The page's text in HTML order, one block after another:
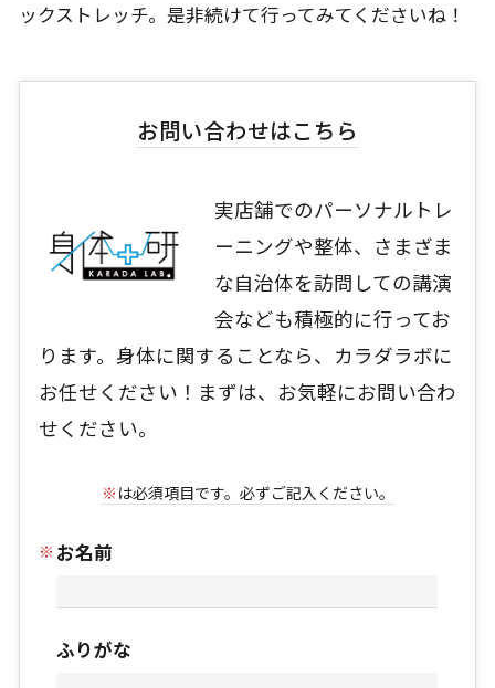
ックストレッチ。是非続けて行ってみてくださいね！
お問い合わせはこちら
実店舗でのパーソナルトレ
ーニングや整体、さまざま
な自治体を訪問しての講演
会なども積極的に行ってお
ります。身体に関することなら、カラダラボに
お任せください！まずは、お気軽にお問い合わ
せください。
※ は必須項目です。必ずご記入ください。
お名前
ふりがな